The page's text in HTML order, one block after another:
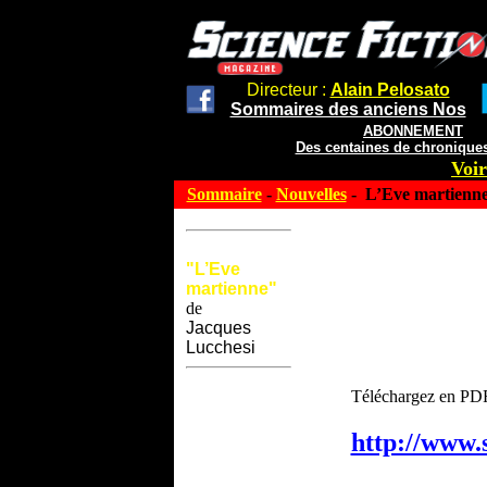
Directeur : Alain Pelosato
Sommaires des anciens Nos
ABONNEMENT
Des centaines de
Sommaire- Nouvelles- L’Eve
"L’Eve
martienne"
de
Jacques
Lucchesi
Téléchargez en
http://